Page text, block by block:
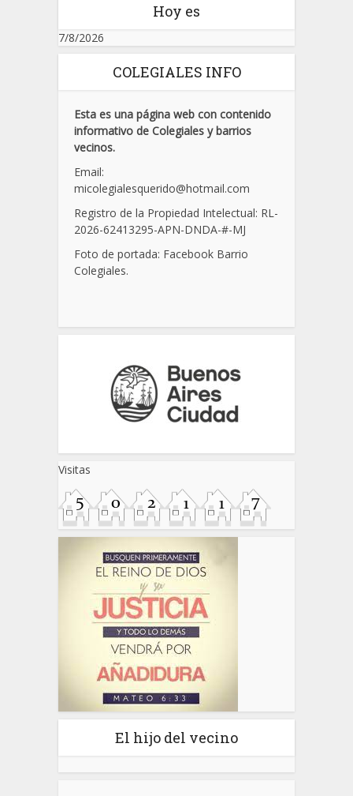
Hoy es
7/8/2026
COLEGIALES INFO
Esta es una página web con contenido
informativo de Colegiales y barrios
vecinos.
Email:
micolegialesquerido@hotmail.com
Registro de la Propiedad Intelectual: RL-
2026-62413295-APN-DNDA-#-MJ
Foto de portada: Facebook Barrio
Colegiales.
Visitas
El hijo del vecino